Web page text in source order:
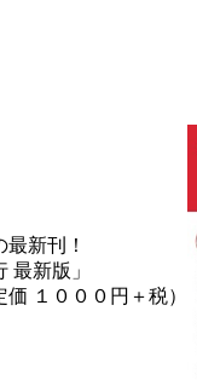
新刊！
最新版」
価 １０００円＋税）